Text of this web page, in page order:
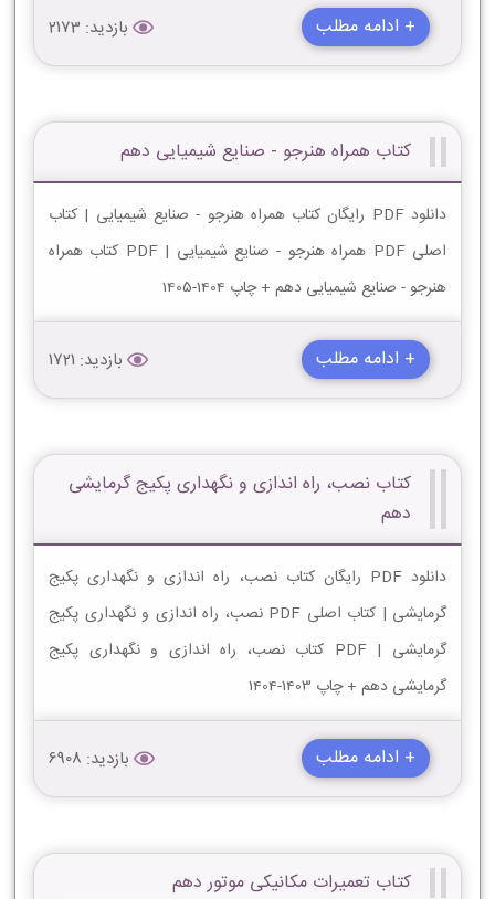
+ ادامه مطلب بازدید: 2173
کتاب همراه هنرجو - صنایع شیمیایی دهم
دانلود PDF رایگان کتاب همراه هنرجو - صنایع شیمیایی | کتاب
اصلی PDF همراه هنرجو - صنایع شیمیایی | PDF کتاب همراه
هنرجو - صنایع شیمیایی دهم + چاپ 1404-1405
+ ادامه مطلب بازدید: 1721
کتاب نصب، راه اندازی و نگهداری پکیج گرمایشی
دهم
دانلود PDF رایگان کتاب نصب، راه اندازی و نگهداری پکیج
گرمایشی | کتاب اصلی PDF نصب، راه اندازی و نگهداری پکیج
گرمایشی | PDF کتاب نصب، راه اندازی و نگهداری پکیج
گرمایشی دهم + چاپ 1403-1404
+ ادامه مطلب بازدید: 6908
کتاب تعمیرات مکانیکی موتور دهم